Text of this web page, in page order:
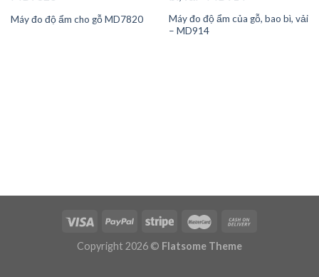
Máy đo độ ẩm cho gỗ MD7820
Máy đo độ ẩm của gỗ, bao bì, vải
– MD914
Copyright 2026 © Flatsome Theme